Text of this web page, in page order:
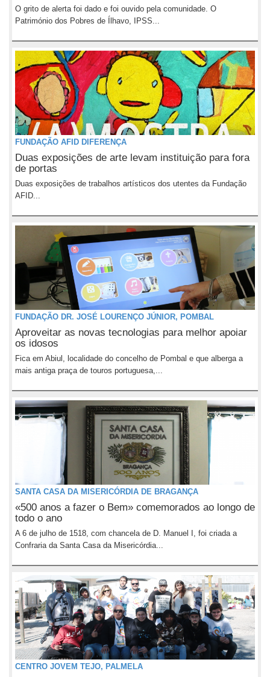
O grito de alerta foi dado e foi ouvido pela comunidade. O
Património dos Pobres de Ílhavo, IPSS...
FUNDAÇÃO AFID DIFERENÇA
Duas exposições de arte levam instituição para fora
de portas
Duas exposições de trabalhos artísticos dos utentes da Fundação
AFID...
FUNDAÇÃO DR. JOSÉ LOURENÇO JÚNIOR, POMBAL
Aproveitar as novas tecnologias para melhor apoiar
os idosos
Fica em Abiul, localidade do concelho de Pombal e que alberga a
mais antiga praça de touros portuguesa,...
SANTA CASA DA MISERICÓRDIA DE BRAGANÇA
«500 anos a fazer o Bem» comemorados ao longo de
todo o ano
A 6 de julho de 1518, com chancela de D. Manuel I, foi criada a
Confraria da Santa Casa da Misericórdia...
CENTRO JOVEM TEJO, PALMELA